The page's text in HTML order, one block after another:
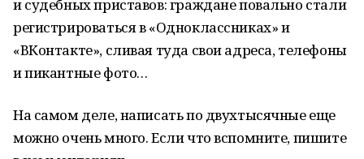
и судебных приставов: граждане повально стали
регистрироваться в «Одноклассниках» и
«ВКонтакте», сливая туда свои адреса, телефоны
и пикантные фото…
На самом деле, написать по двухтысячные еще
можно очень много. Если что вспомните, пишите